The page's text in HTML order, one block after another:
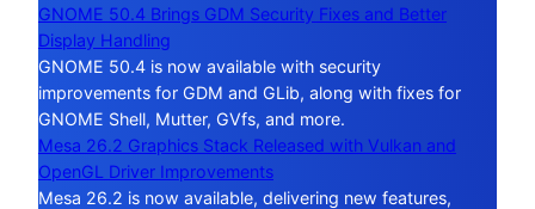
GNOME 50.4 Brings GDM Security Fixes and Better
Display Handling
GNOME 50.4 is now available with security
improvements for GDM and GLib, along with fixes for
GNOME Shell, Mutter, GVfs, and more.
Mesa 26.2 Graphics Stack Released with Vulkan and
OpenGL Driver Improvements
Mesa 26.2 is now available, delivering new features,